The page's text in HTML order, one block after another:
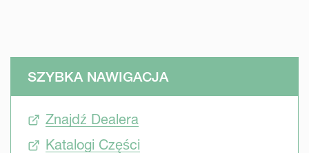
SZYBKA NAWIGACJA
Znajdź Dealera
Katalogi Części